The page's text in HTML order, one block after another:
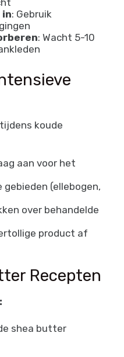
in: Gebruik
: Wacht 5-10
koude
aan voor het
gebieden (ellebogen,
over behandelde
product af
Recepten
shea butter